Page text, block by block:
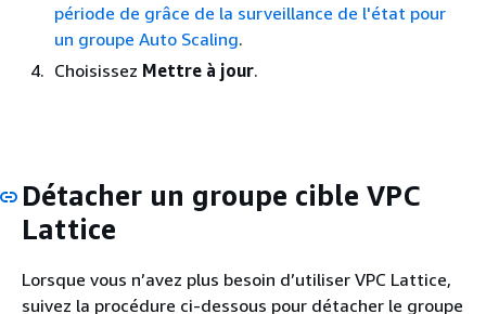
période de grâce de la surveillance de l'état pour
un groupe Auto Scaling.
Choisissez Mettre à jour.
Détacher un groupe cible VPC
Lattice
Lorsque vous n’avez plus besoin d’utiliser VPC Lattice,
suivez la procédure ci-dessous pour détacher le groupe